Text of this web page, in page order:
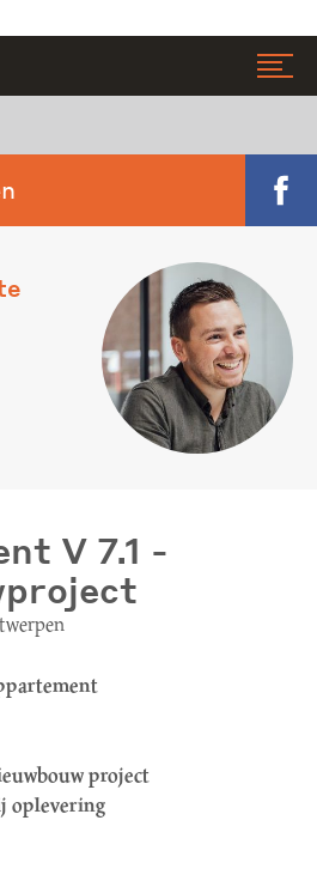
V 7.1 -
project
oplevering